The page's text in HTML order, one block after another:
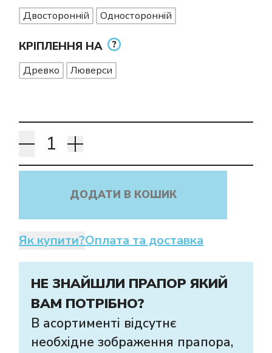
Двосторонній Односторонній
КРІПЛЕННЯ НА
Древко Люверси
ДОДАТИ В КОШИК
Як купити?Оплата та доставка
НЕ ЗНАЙШЛИ ПРАПОР ЯКИЙ
ВАМ ПОТРІБНО?
В асортименті відсутнє
необхідне зображення прапора,